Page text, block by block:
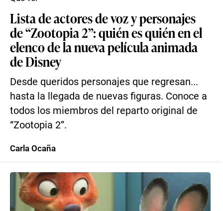
Lista de actores de voz y personajes
de “Zootopia 2”: quién es quién en el
elenco de la nueva película animada
de Disney
Desde queridos personajes que regresan...
hasta la llegada de nuevas figuras. Conoce a
todos los miembros del reparto original de
“Zootopia 2”.
Carla Ocaña